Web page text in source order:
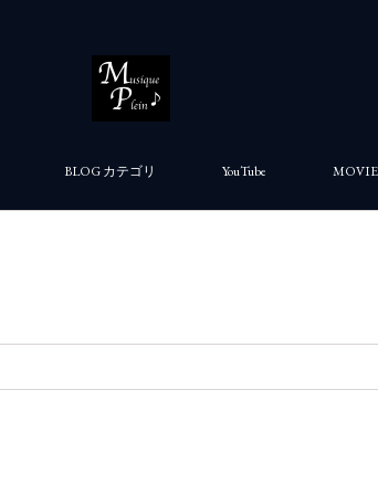
BLOG カテゴリ YouTube